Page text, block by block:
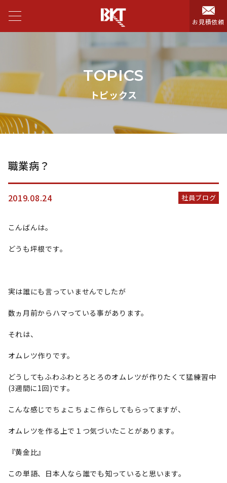
お見積依頼
TOPICS
トピックス
職業病？
2019.08.24 社員ブログ
こんばんは。
どうも坪根です。
実は誰にも言っていませんでしたが
数ヵ月前からハマっている事があります。
それは、
オムレツ作りです。
どうしてもふわふわとろとろのオムレツが作りたくて猛練習中
(3週間に1回)です。
こんな感じでちょこちょこ作らしてもらってますが、
オムレツを作る上で１つ気づいたことがあります。
『黄金比』
この単語、日本人なら誰でも知っていると思います。